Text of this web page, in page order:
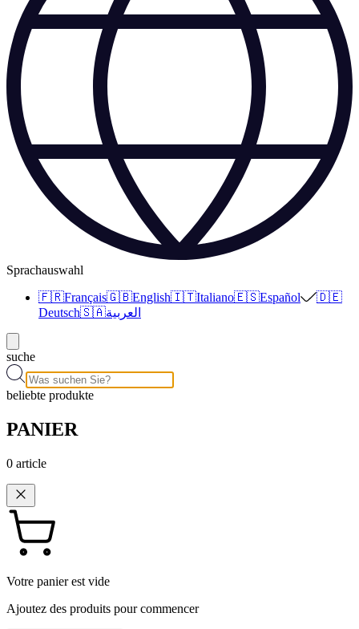
Sprachauswahl
🇫🇷Français🇬🇧English🇮🇹Italiano🇪🇸Español
🇩🇪
Deutsch🇸🇦العربية
suche
beliebte produkte
PANIER
0 article
Votre panier est vide
Ajoutez des produits pour commencer